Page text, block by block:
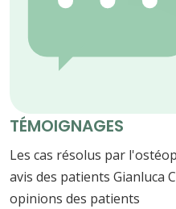
TÉMOIGNAGES
Les cas résolus par
avis des patients Gianluca
opinions des patients